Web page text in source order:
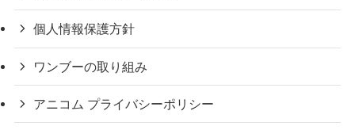
個人情報保護方針
ワンブーの取り組み
アニコム プライバシーポリシー